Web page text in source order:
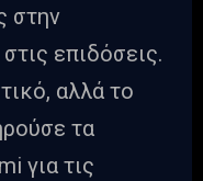
στην
επιδόσεις.
αλλά το
τα
για τις